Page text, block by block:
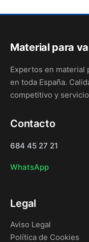
Material para
Expertos en material
en toda España.
competitivo y
Contacto
684 45 27 21
WhatsApp
Legal
Aviso Legal
Política de Cookies